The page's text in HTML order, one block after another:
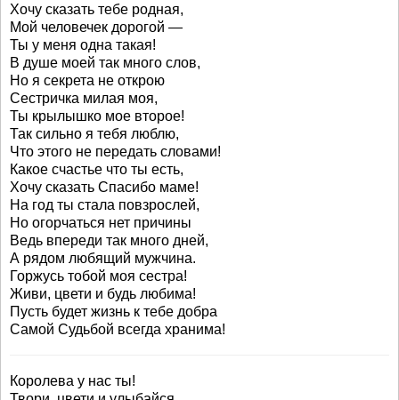
Хочу сказать тебе родная,
Мой человечек дорогой —
Ты у меня одна такая!
В душе моей так много слов,
Но я секрета не открою
Сестричка милая моя,
Ты крылышко мое второе!
Так сильно я тебя люблю,
Что этого не передать словами!
Какое счастье что ты есть,
Хочу сказать Спасибо маме!
На год ты стала повзрослей,
Но огорчаться нет причины
Ведь впереди так много дней,
А рядом любящий мужчина.
Горжусь тобой моя сестра!
Живи, цвети и будь любима!
Пусть будет жизнь к тебе добра
Самой Судьбой всегда хранима!
Королева у нас ты!